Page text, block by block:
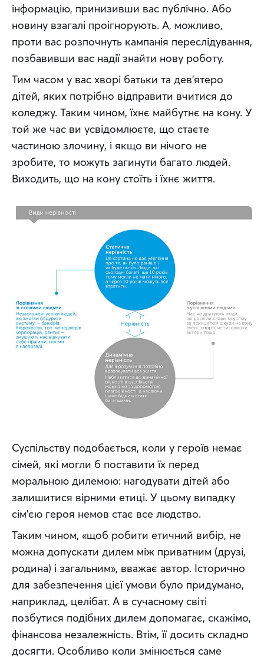
інформацію, принизивши вас публічно. Або
новину взагалі проігнорують. А, можливо,
проти вас розпочнуть кампанія переслідування,
позбавивши вас надії знайти нову роботу.
Тим часом у вас хворі батьки та дев’ятеро
дітей, яких потрібно відправити вчитися до
коледжу. Таким чином, їхнє майбутнє на кону. У
той же час ви усвідомлюєте, що стаєте
частиною злочину, і якщо ви нічого не
зробите, то можуть загинути багато людей.
Виходить, що на кону стоїть і їхнє життя.
Суспільству подобається, коли у героїв немає
сімей, які могли б поставити їх перед
моральною дилемою: нагодувати дітей або
залишитися вірними етиці. У цьому випадку
сім’єю героя немов стає все людство.
Таким чином, «щоб робити етичний вибір, не
можна допускати дилем між приватним (друзі,
родина) і загальним», вважає автор. Історично
для забезпечення цієї умови було придумано,
наприклад, целібат. А в сучасному світі
позбутися подібних дилем допомагає, скажімо,
фінансова незалежність. Втім, її досить складно
досягти. Особливо коли змінюється саме